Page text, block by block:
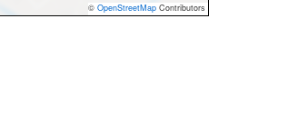
© OpenStreetMap Contributors